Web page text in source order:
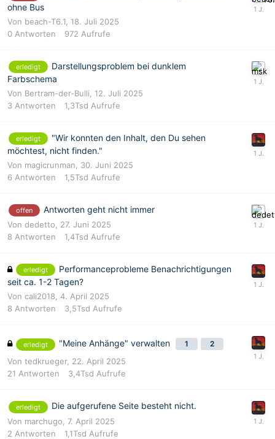
ohne Bus
Von beach-T6.1 18. Juli 2025
0 Antworten 972 Aufrufe
erledigt
Darstellungsproblem bei dunklem
Farbschema
Von Bertram-der-Bulli
12. Juli 2025
3 Antworten 1,3Tsd Aufrufe
erledigt
"Wir konnten den Inhalt, den Du sehen
möchtest, nicht finden."
Von magicrunman
30. Juni 2025
6 Antworten 1,5Tsd Aufrufe
offen Antworten geht nicht immer
Von dedetto, 27. Juni 2025
8 Antworten 1,4Tsd Aufrufe
erledigt
Performanceprobleme Benachrichtigungen
seit ca. 1-2 Tagen?
Von cali2018, 4. April 2025
8 Antworten 3,5Tsd Aufrufe
erledigt "Meine Anhänge" verwalten 1 2
Von tedkrueger, 22. April 2025
21 Antworten 3,4Tsd Aufrufe
erledigt Die aufgerufene Seite besteht nicht.
Von marchugo
7. April 2025
2 Antworten 1,1Tsd Aufrufe